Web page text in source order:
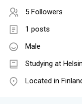
5 Followers
1 posts
Male
Studying at
Located in